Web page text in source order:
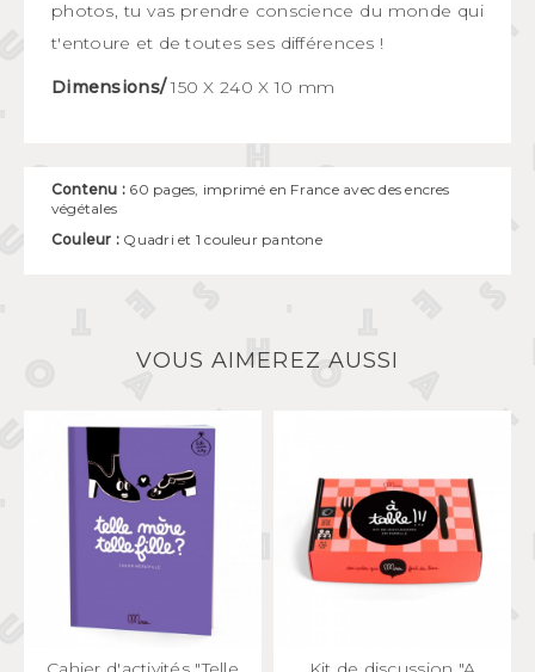
photos, tu vas prendre conscience du monde qui
t'entoure et de toutes ses différences !
Dimensions/150 X 240 X 10 mm
Contenu : 60 pages, imprimé en France avec des encres
végétales
Couleur : Quadri et 1 couleur pantone
VOUS AIMEREZ AUSSI
APERÇU RAPIDE APERÇU RAPIDE